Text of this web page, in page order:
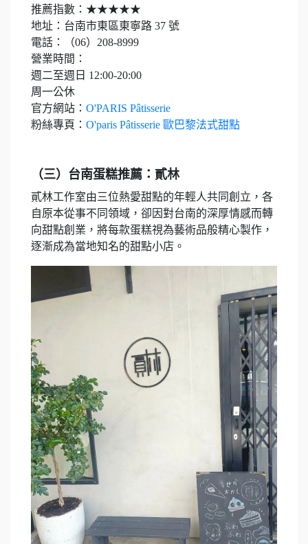
推薦指數：★★★★★
地址：台南市東區東寧路 37 號
電話：（06）208-8999
營業時間：
週二至週日 12:00-20:00
周一公休
官方網站： O'PARIS Pâtisserie
粉絲專頁： O'paris Pâtisserie 歐巴黎法式甜點
（三）台南蛋糕推薦：貳林
貳林工作室由三位熱愛甜點的年輕人共同創立，各
自原本從事不同領域，卻因對台南的深厚情感而轉
向甜點創業，將每款蛋糕視為藝術品般精心製作，
逐漸成為當地知名的甜點小店。